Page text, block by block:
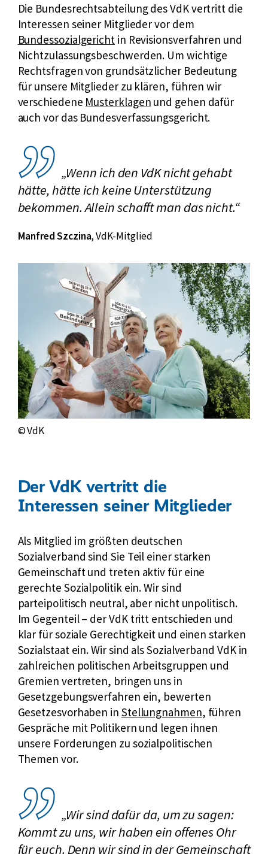
e
r
n
e
r
L
i
n
Die Bundesrechtsabteilung des VdK vertritt die
Interessen seiner Mitglieder vor dem
Bundessozialgericht in Revisionsverfahren und
Nichtzulassungsbeschwerden. Um wichtige
Rechtsfragen von grundsätzlicher Bedeutung
für unsere Mitglieder zu klären, führen wir
verschiedene E
x
n
e
r
i
k
:
Musterklagen und gehen dafür
auch vor das Bundesverfassungsgericht.
„Wenn ich den VdK nicht gehabt
hätte, hätte ich keine Unterstützung
bekommen. Allein schafft man das nicht.“
Manfred Szczina,VdK-Mitglied
© VdK
Der VdK vertritt die
Interessen seiner Mitglieder
Als Mitglied im größten deutschen
Sozialverband sind Sie Teil einer starken
Gemeinschaft und treten aktiv für eine
gerechte Sozialpolitik ein. Wir sind
parteipolitisch neutral, aber nicht unpolitisch.
Im Gegenteil – der VdK tritt entschieden und
klar für soziale Gerechtigkeit und einen starken
Sozialstaat ein. Wir sind als Sozialverband VdK in
zahlreichen politischen Arbeitsgruppen und
Gremien vertreten, bringen uns in
Gesetzgebungsverfahren ein, bewerten
Gesetzesvorhaben in E
x
t
r
L
Stellungnahmen, führen
Gespräche mit Politikern und legen ihnen
unsere Forderungen zu sozialpolitischen
Themen vor.
„Wir sind dafür da, um zu sagen:
Kommt zu uns, wir haben ein offenes Ohr
für euch. Denn wir sind in der Gemeinschaft